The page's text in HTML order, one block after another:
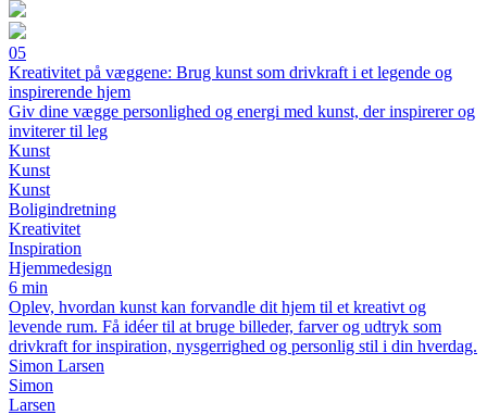
05
Kreativitet på væggene: Brug kunst som drivkraft i et legende og
inspirerende hjem
Giv dine vægge personlighed og energi med kunst, der inspirerer og
inviterer til leg
Kunst
Kunst
Kunst
Boligindretning
Kreativitet
Inspiration
Hjemmedesign
6 min
Oplev, hvordan kunst kan forvandle dit hjem til et kreativt og
levende rum. Få idéer til at bruge billeder, farver og udtryk som
drivkraft for inspiration, nysgerrighed og personlig stil i din hverdag.
Simon Larsen
Simon
Larsen